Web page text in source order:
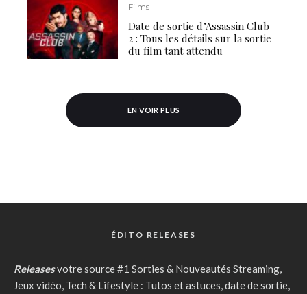
Films
Date de sortie d’Assassin Club
2 : Tous les détails sur la sortie
du film tant attendu
EN VOIR PLUS
ÉDITO RELEASES
Releasesvotre source #1 Sorties & Nouveautés Streaming,
Jeux vidéo, Tech & Lifestyle : Tutos et astuces, date de sortie,